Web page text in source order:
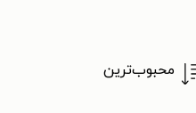
محبوب‌ترین